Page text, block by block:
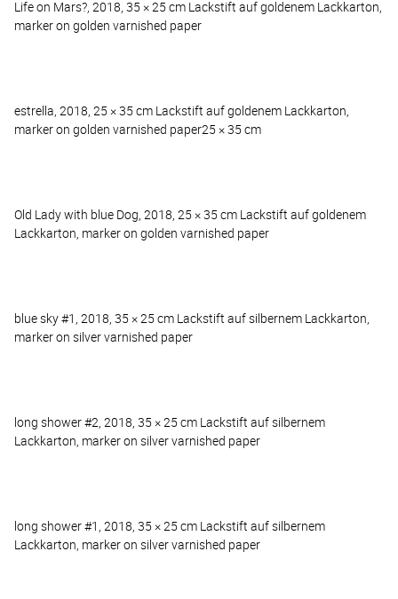
Life on Mars?, 2018, 35 × 25 cm Lackstift auf goldenem Lackkarton,
marker on golden varnished paper
estrella, 2018, 25 × 35 cm Lackstift auf goldenem Lackkarton,
marker on golden varnished paper25 × 35 cm
Old Lady with blue Dog, 2018, 25 × 35 cm Lackstift auf goldenem
Lackkarton, marker on golden varnished paper
blue sky #1, 2018, 35 × 25 cm Lackstift auf silbernem Lackkarton,
marker on silver varnished paper
long shower #2, 2018, 35 × 25 cm Lackstift auf silbernem
Lackkarton, marker on silver varnished paper
long shower #1, 2018, 35 × 25 cm Lackstift auf silbernem
Lackkarton, marker on silver varnished paper